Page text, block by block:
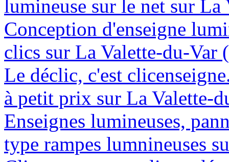
lumineuse sur le net sur
Conception d'enseigne
clics sur La Valette-du-Var
Le déclic, c'est
à petit prix sur La Valette-
Enseignes lumineuses,
type rampes lumnineuses